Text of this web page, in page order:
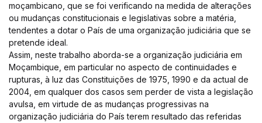
moçambicano, que se foi verificando na medida de alterações
ou mudanças constitucionais e legislativas sobre a matéria,
tendentes a dotar o País de uma organização judiciária que se
pretende ideal.
Assim, neste trabalho aborda-se a organização judiciária em
Moçambique, em particular no aspecto de continuidades e
rupturas, à luz das Constituições de 1975, 1990 e da actual de
2004, em qualquer dos casos sem perder de vista a legislação
avulsa, em virtude de as mudanças progressivas na
organização judiciária do País terem resultado das referidas